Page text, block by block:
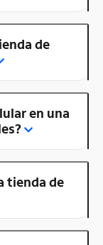
de
en una
tienda de